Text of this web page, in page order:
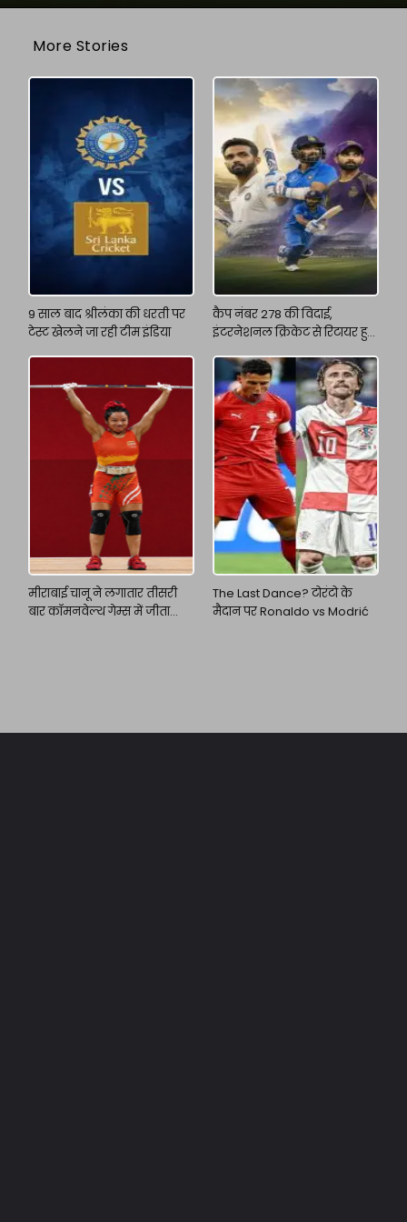
More Stories
9 साल बाद श्रीलंका की धरती पर
टेस्ट खेलने जा रही टीम इंडिया
कैप नंबर 278 की विदाई,
इंटरनेशनल क्रिकेट से रिटायर हुए
मीराबाई चानू ने लगातार तीसरी
बार कॉमनवेल्थ गेम्स में जीता
The Last Dance? टोरंटो के
मैदान पर Ronaldo vs Modrić